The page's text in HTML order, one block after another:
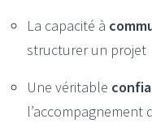
La capacité à
structurer un projet
Une véritable
l’accompagnement